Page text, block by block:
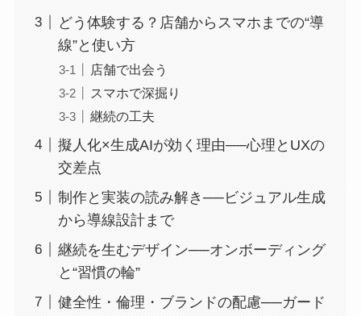
どう体験する？店舗からスマホまでの“導
線”と使い方
店舗で出会う
スマホで深掘り
継続の工夫
擬人化×生成AIが効く理由──心理とUXの
交差点
制作と実装の読み解き──ビジュアル生成
から導線設計まで
継続を生むデザイン──オンボーディング
と“習慣の輪”
健全性・倫理・ブランドの配慮──ガード